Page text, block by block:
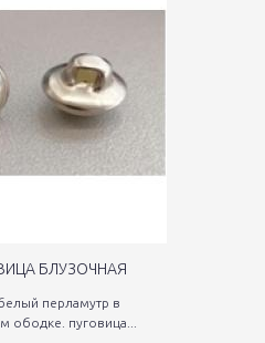
БЛУЗОЧНАЯ
перламутр в
ободке. пуговица...